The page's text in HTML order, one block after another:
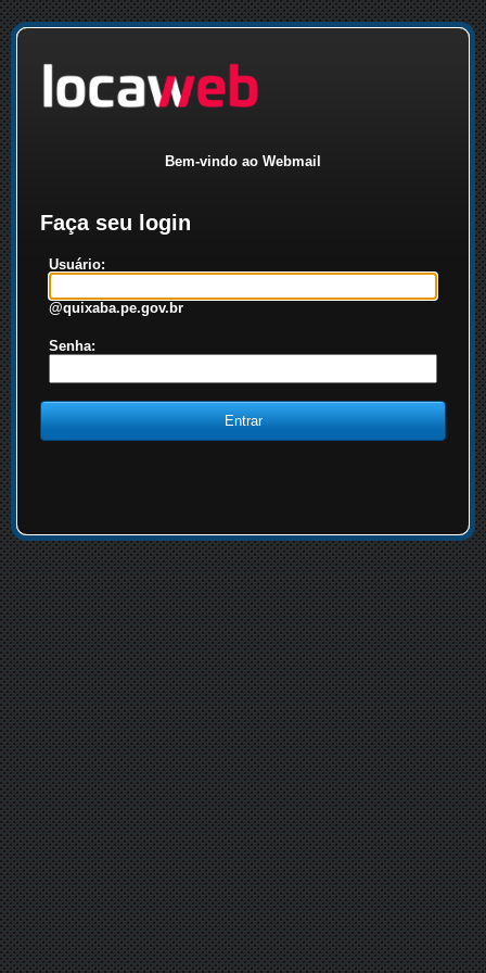
Bem-vindo ao Webmail
Faça seu login
Usuário:
@quixaba.pe.gov.br
Senha: